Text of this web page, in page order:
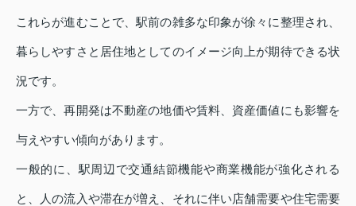
これらが進むことで、駅前の雑多な印象が徐々に整理され、
暮らしやすさと居住地としてのイメージ向上が期待できる状
況です。
一方で、再開発は不動産の地価や賃料、資産価値にも影響を
与えやすい傾向があります。
一般的に、駅周辺で交通結節機能や商業機能が強化される
と、人の流入や滞在が増え、それに伴い店舗需要や住宅需要